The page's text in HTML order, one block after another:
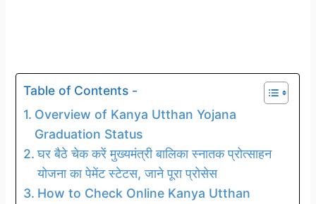
Table of Contents -
Overview of Kanya Utthan Yojana
Graduation Status
घर बैठे चेक करें मुख्यमंत्री बालिका स्नातक प्रोत्साहन
योजना का पेमेंट स्टेटस, जाने पूरा प्रोसेस
How to Check Online Kanya Utthan